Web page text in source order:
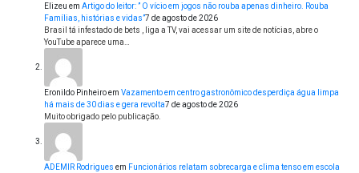
Elizeu em Artigo do leitor: ” O vício em jogos não rouba apenas dinheiro. Rouba
Famílias, histórias e vidas”7 de agosto de 2026
Brasil tá infestado de bets , liga a TV, vai acessar um site de notícias, abre o
YouTube aparece uma…
Eronildo Pinheiroem Vazamento em centro gastronômico desperdiça água limpa
há mais de 30 dias e gera revolta7 de agosto de 2026
Muito obrigado pelo publicação.
ADEMIR Rodrigues em Funcionários relatam sobrecarga e clima tenso em escola